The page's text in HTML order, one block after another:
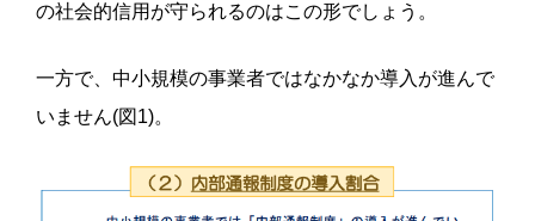
の社会的信用が守られるのはこの形でしょう。
一方で、中小規模の事業者ではなかなか導入が進んで
いません(図1)。